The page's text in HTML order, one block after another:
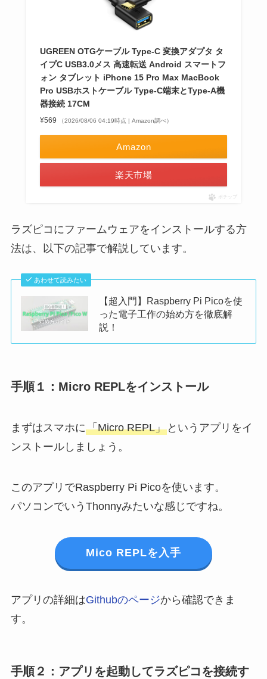
UGREEN OTGケーブル Type-C 変換アダプタ タ
イプC USB3.0メス 高速転送 Android スマートフ
ォン タブレット iPhone 15 Pro Max MacBook
Pro USBホストケーブル Type-C端末とType-A機
器接続 17CM
¥569 （2026/08/06 04:19時点 | Amazon調べ）
Amazon
楽天市場
ポチップ
ラズピコにファームウェアをインストールする方
法は、以下の記事で解説しています。
あわせて読みたい
【超入門】Raspberry Pi Picoを使
った電子工作の始め方を徹底解
説！
手順１：Micro REPLをインストール
まずはスマホに「Micro REPL」というアプリをイ
ンストールしましょう。
このアプリでRaspberry Pi Picoを使います。
パソコンでいうThonnyみたいな感じですね。
Mico REPLを入手
アプリの詳細はGithubのページから確認できま
す。
手順２：アプリを起動してラズピコを接続す